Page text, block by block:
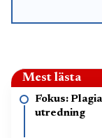
Mest lästa
Fokus:
utredning